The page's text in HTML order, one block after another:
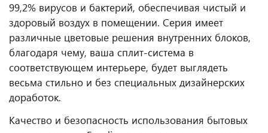
99,2% вирусов и бактерий, обеспечивая чистый и
здоровый воздух в помещении. Серия имеет
различные цветовые решения внутренних блоков,
благодаря чему, ваша сплит-система в
соответствующем интерьере, будет выглядеть
весьма стильно и без специальных дизайнерских
доработок.
Качество и безопасность использования бытовых